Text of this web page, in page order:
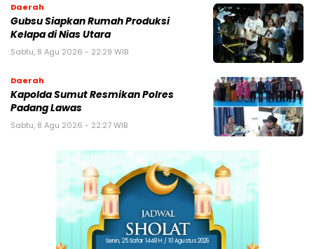
Daerah
Gubsu Siapkan Rumah Produksi
Kelapa di Nias Utara
Sabtu, 8 Agu 2026 - 22:29 WIB
Daerah
Kapolda Sumut Resmikan Polres
Padang Lawas
Sabtu, 8 Agu 2026 - 22:27 WIB
Senin, 25 Safar 1448 H / 10 Agustus 2026